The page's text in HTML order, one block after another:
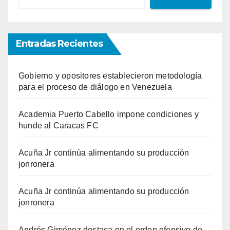
Entradas Recientes
Gobierno y opositores establecieron metodología
para el proceso de diálogo en Venezuela
Academia Puerto Cabello impone condiciones y
hunde al Caracas FC
Acuña Jr continúa alimentando su producción
jonronera
Acuña Jr continúa alimentando su producción
jonronera